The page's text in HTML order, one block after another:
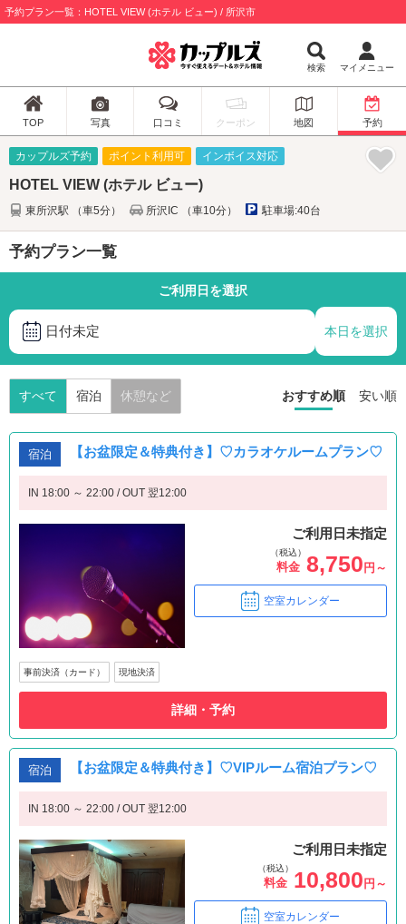
予約プラン一覧：HOTEL VIEW (ホテル ビュー) / 所沢市
検索 マイメニュー
TOP 写真 口コミ クーポン 地図 予約
カップルズ予約 ポイント利用可 インボイス対応
HOTEL VIEW (ホテル ビュー)
東所沢駅 （車5分） 所沢IC （車10分） 駐車場:40台
予約プラン一覧
ご利用日を選択
日付未定 本日を選択
すべて 宿泊 休憩など おすすめ順 安い順
宿泊 【お盆限定＆特典付き】♡カラオケルームプラン♡
IN 18:00 ～ 22:00 / OUT 翌12:00
ご利用日未指定
（税込）
料金 8,750 円～
空室カレンダー
事前決済（カード） 現地決済
詳細・予約
宿泊 【お盆限定＆特典付き】♡VIPルーム宿泊プラン♡
IN 18:00 ～ 22:00 / OUT 翌12:00
ご利用日未指定
（税込）
料金 10,800円～
空室カレンダー